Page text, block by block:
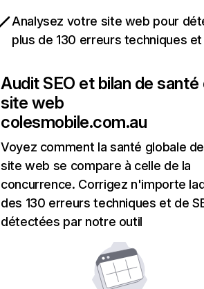
Analysez votre site web pour
plus de 130 erreurs techniques et
Audit SEO et bilan de santé
site web
colesmobile.com.au
Voyez comment la santé globale
site web se compare à celle de la
concurrence. Corrigez n'importe
des 130 erreurs techniques et de
détectées par notre outil